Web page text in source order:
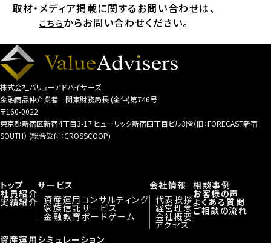
取材・メディア掲載に関するお問い合わせは、
こちらからお問い合わせください。
株式会社バリューアドバイザーズ
金融商品仲介業者 関東財務局長 (金仲)第746号
〒160-0022
東京都新宿区新宿4丁目3-17 ヒューリック新宿四丁目ビル3階（旧：FORECAST新宿
SOUTH） (総合受付：CROSSCOOP)
トップ
社員紹介
実績紹介
サービス
資産運用コンサルティング
家族信託サービス
金融教育ボードゲーム
会社情報
代表挨拶
経営理念
会社概要
アクセス
相談事例
お客様の声
よくある質問
ご相談の流れ
資産運用シミュレーション